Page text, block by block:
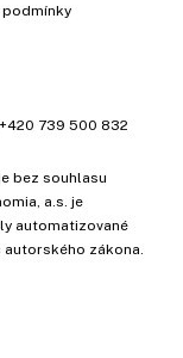
podmínky
+420 739 500 832
bez souhlasu
a.s. je
automatizované
zákona.